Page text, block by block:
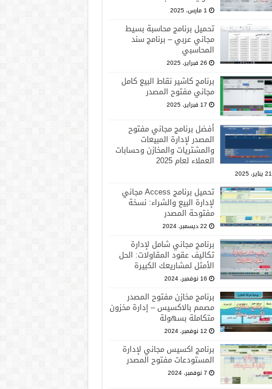
1 مارس، 2025
تحميل برنامج محاسبة بسيط
مجاني عربي – برنامج سند
المحاسبي
26 فبراير، 2025
برنامج كاشير نقاط البيع كامل
مجاني مفتوح المصدر
17 فبراير، 2025
أفضل برنامج مجاني مفتوح
المصدر لإدارة المبيعات
والمشتريات والمخازن وحسابات
العملاء لعام 2025
21 يناير، 2025
تحميل برنامج Access مجاني
لإدارة البيع والشراء: نسخة
مفتوحة المصدر
22 ديسمبر، 2024
برنامج مجاني شامل لإدارة
تكاليف عقود المقاولات: الحل
الأمثل لمشاريعك الكبيرة
16 نوفمبر، 2024
برنامج مخازن مفتوح المصدر
مصمم بالاكسيس – إدارة مخزون
متكاملة بسهولة
12 نوفمبر، 2024
برنامج اكسيس مجاني لإدارة
المستودعات مفتوح المصدر
7 نوفمبر، 2024